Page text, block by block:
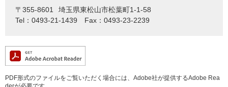
〒355-8601
埼玉県東松山市松葉町1-1-58
Tel：0493-21-1439
Fax：0493-23-2239
PDF形式のファイルをご覧いただく場合には、Adobe社が提供するAdobe Rea